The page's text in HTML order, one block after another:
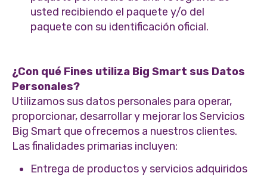
usted recibiendo el paquete y/o del
paquete con su identificación oficial.
¿Con qué Fines utiliza Big Smart sus Datos
Personales?
Utilizamos sus datos personales para operar,
proporcionar, desarrollar y mejorar los Servicios
Big Smart que ofrecemos a nuestros clientes.
Las finalidades primarias incluyen:
Entrega de productos y servicios adquiridos